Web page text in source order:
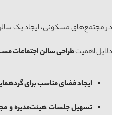
در مجتمع‌های مسکونی، ایجاد یک سالن
دلایل اهمیتطراحی سالن اجتماعات
ایجاد فضای مناسب برای
تسهیل جلسات هیئت‌مدیره و